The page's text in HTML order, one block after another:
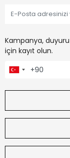
Kampanya,
için kayıt olun.